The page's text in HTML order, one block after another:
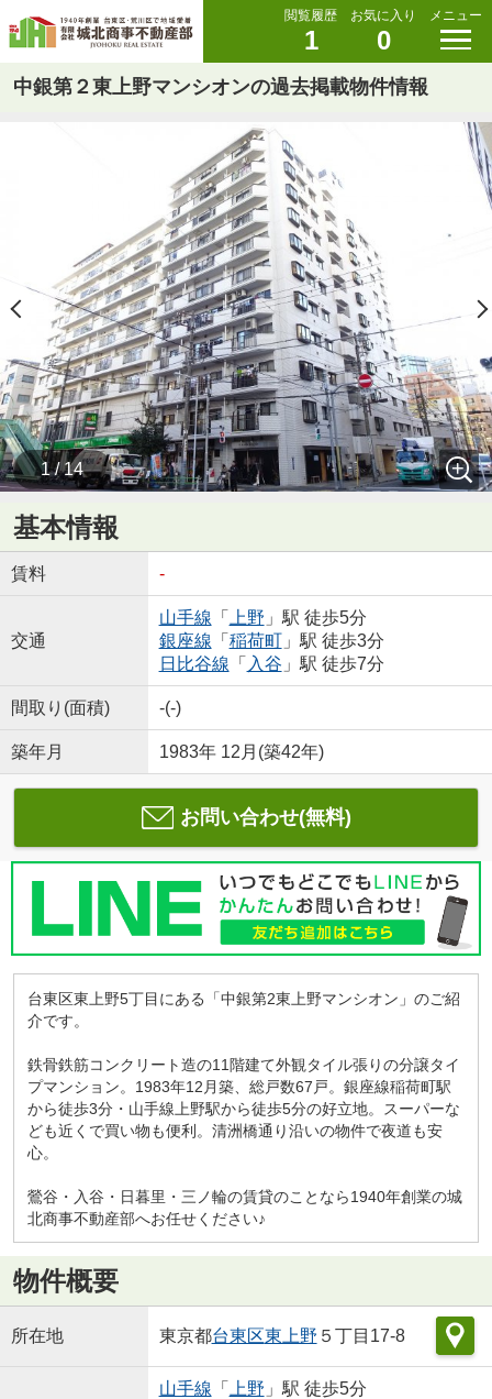
閲覧履歴
1
お気に入り
0
メニュー
中銀第２東上野マンシオンの過去掲載物件情報
1 / 14
基本情報
賃料 -
交通
山手線 「 上野 」駅 徒歩5分
銀座線 「 稲荷町」駅 徒歩3分
日比谷線 「 入谷 」駅 徒歩7分
間取り(面積) -(-)
築年月 1983年 12月(築42年)
お問い合わせ(無料)
台東区東上野5丁目にある「中銀第2東上野マンシオン」のご紹
介です。
鉄骨鉄筋コンクリート造の11階建て外観タイル張りの分譲タイ
プマンション。1983年12月築、総戸数67戸。銀座線稲荷町駅
から徒歩3分・山手線上野駅から徒歩5分の好立地。スーパーな
ども近くで買い物も便利。清洲橋通り沿いの物件で夜道も安
心。
鶯谷・入谷・日暮里・三ノ輪の賃貸のことなら1940年創業の城
北商事不動産部へお任せください♪
物件概要
所在地 東京都台東区東上野 ５丁目17-8
山手線 「 上野 」駅 徒歩5分